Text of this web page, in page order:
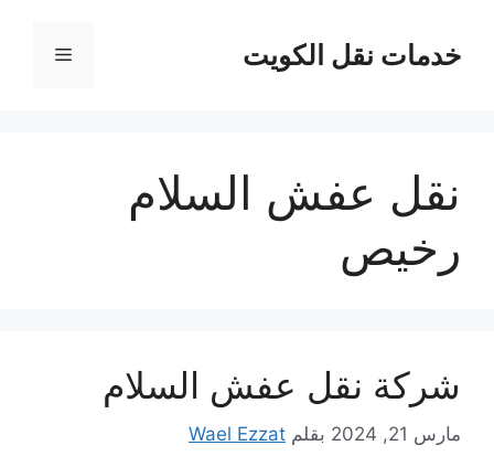
المحتوىخدمات نقل الكويت القائمة
نقل عفش السلام
رخيص
شركة نقل عفش السلام
مارس 21, 2024 بقلم Wael Ezzat